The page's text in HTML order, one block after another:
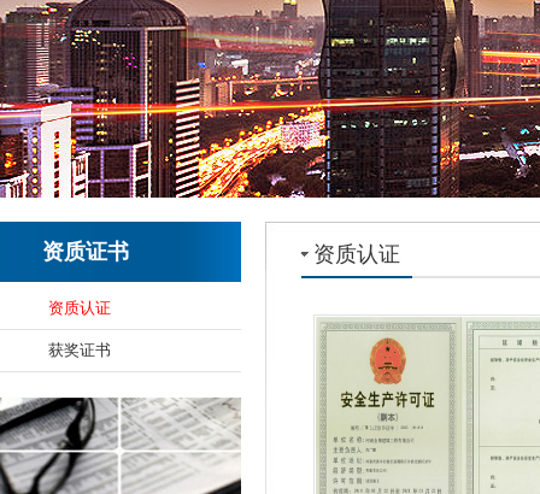
资质证书
资质认证
获奖证书
资质认证